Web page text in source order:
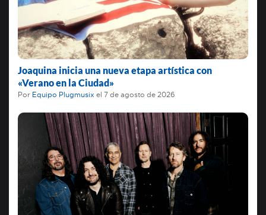
Joaquina inicia una nueva etapa artística con
«Verano en la Ciudad»
Por Equipo Plugmusix el 7 de agosto de 2026